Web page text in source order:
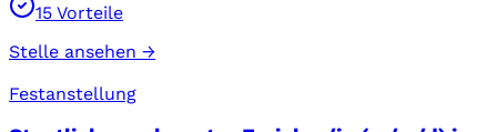
15 Vorteile
Stelle ansehen →
Festanstellung